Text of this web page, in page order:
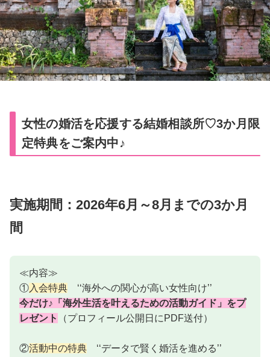
女性の婚活を応援する結婚相談所♡3か月限
定特典をご案内中♪
実施期間：2026年6月～8月までの3か月
間
≪内容≫
①入会特典 ‘‘海外への関心が高い女性向け’’
今だけ♪「海外生活を叶えるための活動ガイド」をプ
レゼント
（プロフィール公開日にPDF送付）
②活動中の特典 ‘‘データで賢く婚活を進める’’